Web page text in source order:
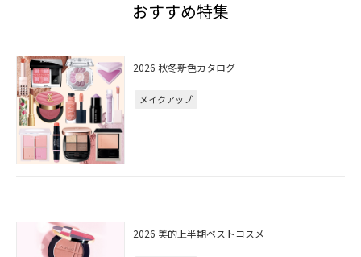
おすすめ特集
2026 秋冬新色カタログ
メイクアップ
2026 美的上半期ベストコスメ